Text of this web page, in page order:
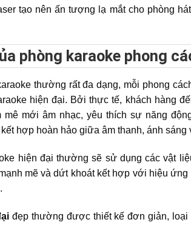
tạo nên ấn tượng lạ mắt cho phòng
phòng karaoke phong
thường rất đa dạng, mỗi phong
hiện đại. Bởi thực tế, khách hàng
mê mới âm nhạc, yêu thích sự năng
hợp hoàn hảo giữa âm thanh, ánh sáng
hiện đại thường sẽ sử dụng các vật
mẽ và dứt khoát kết hợp với hiệu
đẹp thường được thiết kế đơn giản,